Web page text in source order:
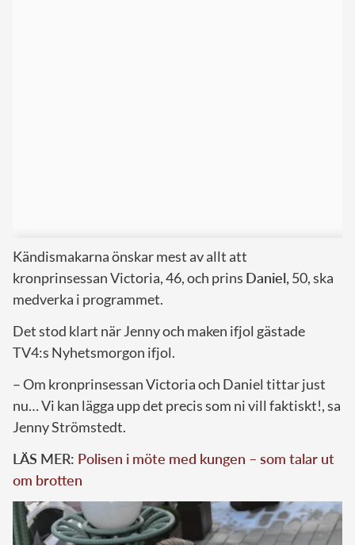
Kändismakarna önskar mest av allt att
kronprinsessan Victoria, 46, och prins Daniel, 50, ska
medverka i programmet.
Det stod klart när Jenny och maken ifjol gästade
TV4:s Nyhetsmorgon ifjol.
– Om kronprinsessan Victoria och Daniel tittar just
nu… Vi kan lägga upp det precis som ni vill faktiskt!, sa
Jenny Strömstedt.
LÄS MER: Polisen i möte med kungen – som talar ut
om brotten